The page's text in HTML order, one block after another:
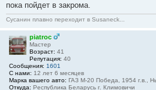
пока пойдет в закрома.
Сусанин плавно переходит в Susaneck...
piatroc
Мастер
Возраст: 41
Репутация: 40
Сообщения: 1601
С нами: 12 лет 6 месяцев
Марка вашего авто: ГАЗ М-20 Победа, 1954 г.в.,
Откуда: Республика Беларусь г. Климовичи